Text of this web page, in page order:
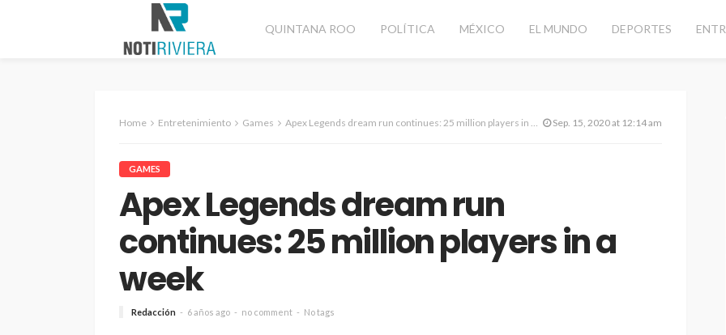
QUINTANA ROO POLÍTICA MÉXICO EL MUNDO DEPORTES
Home Entretenimiento Games Apex Legends dream run continues: 25 million players in a week Sep. 15, 2020 at 12:14 am
GAMES
Apex Legends dream run
continues: 25 million players in a
week
Redacción 6 años ago no comment No tags